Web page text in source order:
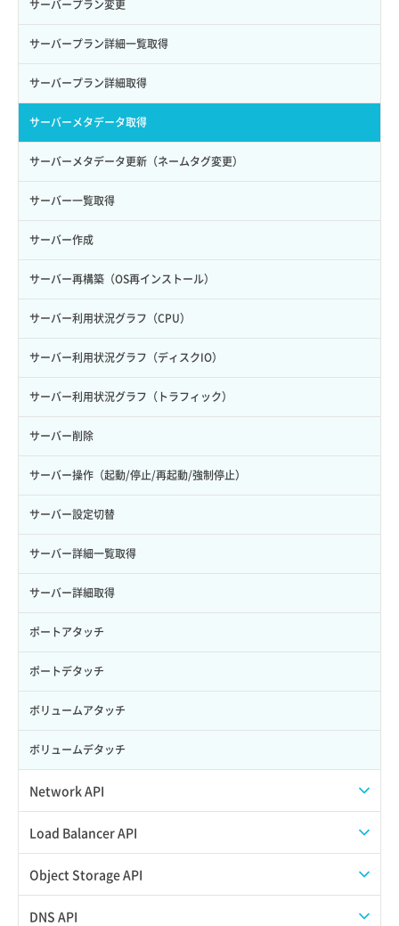
ロール更新
ロール詳細取得
ボリューム詳細一覧取得
ボリューム詳細取得
自動バックアップ有効化
自動バックアップ無効化
サーバープラン変更
サーバープラン詳細一覧取得
サーバープラン詳細取得
サーバーメタデータ取得
サーバーメタデータ更新（ネームタグ変更）
サーバー一覧取得
サーバー作成
サーバー再構築（OS再インストール）
サーバー利用状況グラフ（CPU）
サーバー利用状況グラフ（ディスクIO）
サーバー利用状況グラフ（トラフィック）
サーバー削除
サーバー操作（起動/停止/再起動/強制停止）
サーバー設定切替
サーバー詳細一覧取得
サーバー詳細取得
ポートアタッチ
ポートデタッチ
ボリュームアタッチ
ボリュームデタッチ
Network API
QoSポリシー一覧取得
QoSポリシー詳細取得
サブネット一覧取得
Load Balancer API
プール一覧取得
プール作成
Object Storage API
Web公開
DNS API